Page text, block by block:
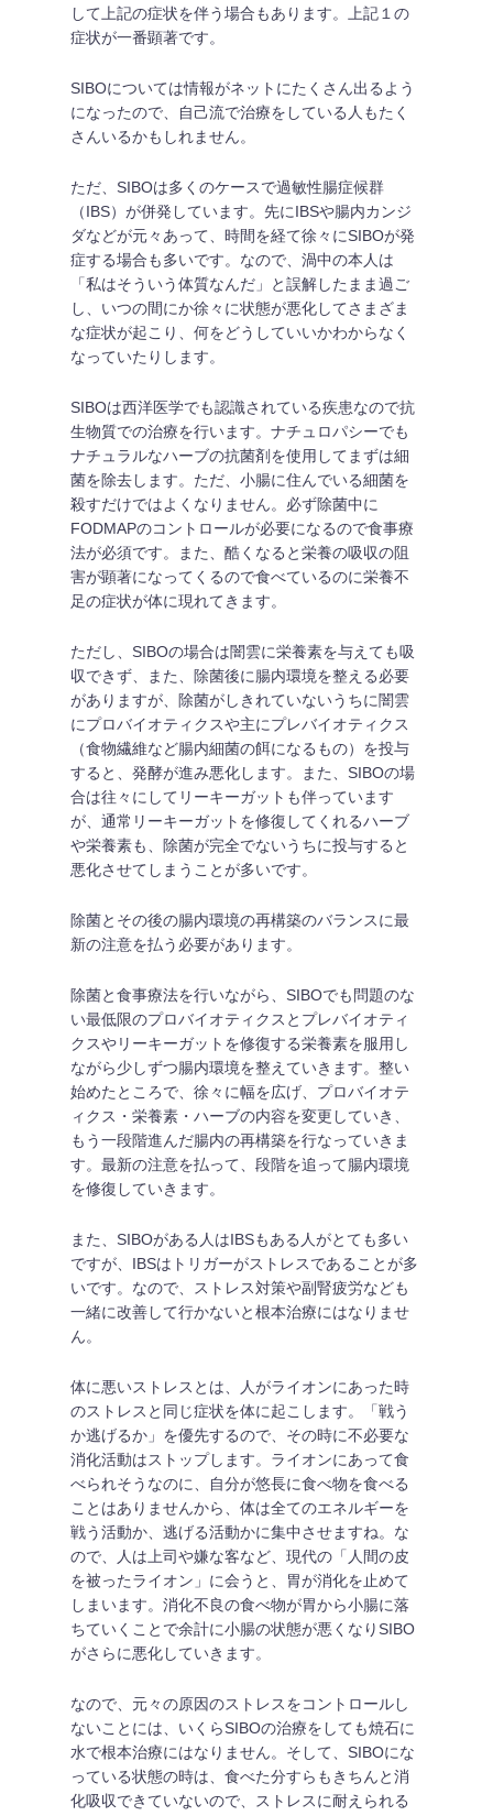
して上記の症状を伴う場合もあります。上記１の
症状が一番顕著です。
SIBOについては情報がネットにたくさん出るよう
になったので、自己流で治療をしている人もたく
さんいるかもしれません。
ただ、SIBOは多くのケースで過敏性腸症候群
（IBS）が併発しています。先にIBSや腸内カンジ
ダなどが元々あって、時間を経て徐々にSIBOが発
症する場合も多いです。なので、渦中の本人は
「私はそういう体質なんだ」と誤解したまま過ご
し、いつの間にか徐々に状態が悪化してさまざま
な症状が起こり、何をどうしていいかわからなく
なっていたりします。
SIBOは西洋医学でも認識されている疾患なので抗
生物質での治療を行います。ナチュロパシーでも
ナチュラルなハーブの抗菌剤を使用してまずは細
菌を除去します。ただ、小腸に住んでいる細菌を
殺すだけではよくなりません。必ず除菌中に
FODMAPのコントロールが必要になるので食事療
法が必須です。また、酷くなると栄養の吸収の阻
害が顕著になってくるので食べているのに栄養不
足の症状が体に現れてきます。
ただし、SIBOの場合は闇雲に栄養素を与えても吸
収できず、また、除菌後に腸内環境を整える必要
がありますが、除菌がしきれていないうちに闇雲
にプロバイオティクスや主にプレバイオティクス
（食物繊維など腸内細菌の餌になるもの）を投与
すると、発酵が進み悪化します。また、SIBOの場
合は往々にしてリーキーガットも伴っています
が、通常リーキーガットを修復してくれるハーブ
や栄養素も、除菌が完全でないうちに投与すると
悪化させてしまうことが多いです。
除菌とその後の腸内環境の再構築のバランスに最
新の注意を払う必要があります。
除菌と食事療法を行いながら、SIBOでも問題のな
い最低限のプロバイオティクスとプレバイオティ
クスやリーキーガットを修復する栄養素を服用し
ながら少しずつ腸内環境を整えていきます。整い
始めたところで、徐々に幅を広げ、プロバイオテ
ィクス・栄養素・ハーブの内容を変更していき、
もう一段階進んだ腸内の再構築を行なっていきま
す。最新の注意を払って、段階を追って腸内環境
を修復していきます。
また、SIBOがある人はIBSもある人がとても多い
ですが、IBSはトリガーがストレスであることが多
いです。なので、ストレス対策や副腎疲労なども
一緒に改善して行かないと根本治療にはなりませ
ん。
体に悪いストレスとは、人がライオンにあった時
のストレスと同じ症状を体に起こします。「戦う
か逃げるか」を優先するので、その時に不必要な
消化活動はストップします。ライオンにあって食
べられそうなのに、自分が悠長に食べ物を食べる
ことはありませんから、体は全てのエネルギーを
戦う活動か、逃げる活動かに集中させますね。な
ので、人は上司や嫌な客など、現代の「人間の皮
を被ったライオン」に会うと、胃が消化を止めて
しまいます。消化不良の食べ物が胃から小腸に落
ちていくことで余計に小腸の状態が悪くなりSIBO
がさらに悪化していきます。
なので、元々の原因のストレスをコントロールし
ないことには、いくらSIBOの治療をしても焼石に
水で根本治療にはなりません。そして、SIBOにな
っている状態の時は、食べた分すらもきちんと消
化吸収できていないので、ストレスに耐えられる